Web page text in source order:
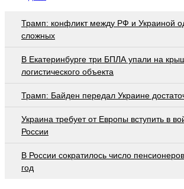
Трамп: конфликт между РФ и Украиной
сложных
В Екатеринбурге три БПЛА упали на
логистического объекта
Трамп: Байден передал Украине
Украина требует от Европы вступить в
России
В России сократилось число
год